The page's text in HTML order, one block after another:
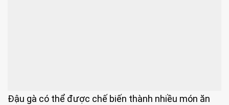
Đậu gà có thể được chế biến thành nhiều món ăn